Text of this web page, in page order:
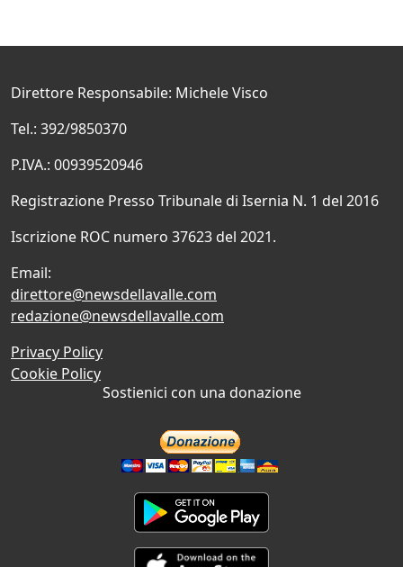
Direttore Responsabile: Michele Visco
Tel.: 392/9850370
P.IVA.: 00939520946
Registrazione Presso Tribunale di Isernia N. 1 del 2016
Iscrizione ROC numero 37623 del 2021.
Email:
direttore@newsdellavalle.com
redazione@newsdellavalle.com
Privacy Policy
Cookie Policy
Sostienici con una donazione